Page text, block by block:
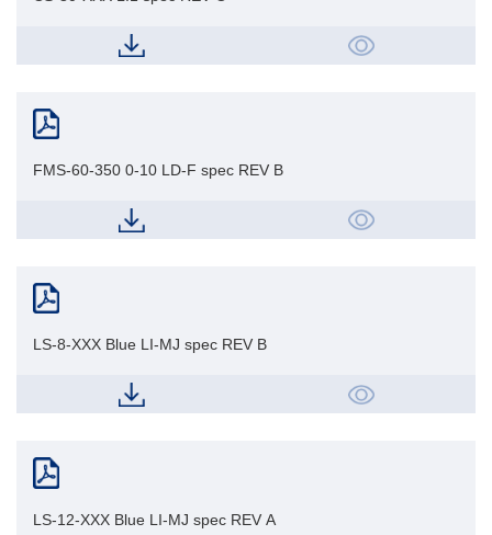
FMS-60-350 0-10 LD-F spec REV B
LS-8-XXX Blue LI-MJ spec REV B
LS-12-XXX Blue LI-MJ spec REV A